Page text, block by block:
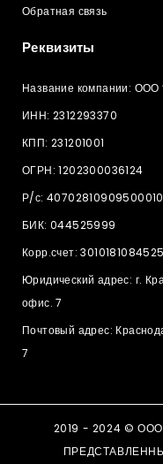
Обратная связь
Реквизиты
Название компании:
ИНН: 2312293370
КПП: 231201001
ОГРН: 1202300036124
Р/с:
БИК: 044525999
Корр.счет:
Юридический адрес: г.
офис. 7
Почтовый адрес:
7
2019 - 2024 ©